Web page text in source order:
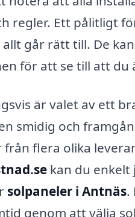
regler. Ett pålitligt
går rätt till. De
för att se till att du
är valet av ett
smidig och
flera olika
kan du
solpaneler i Antnäs.
genom att välja